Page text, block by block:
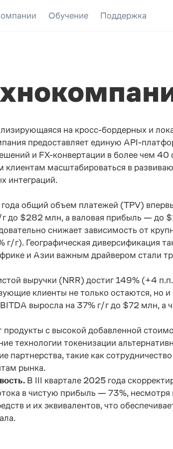
Обучение Поддержка
на кросс-бордерных и
предоставляет единую API-
и FX-конвертации в более чем 40
масштабироваться в
интеграций.
общий объем платежей (TPV)
до $282 млн, а валовая прибыль — до
снижает зависимость от
г). Географическая диверсификация
и Азии важным драйвером стали
выручки (NRR) достиг 149% (+4
клиенты не только остаются, но
выросла на 37% г/г до $72 млн, а
продукты с высокой добавленной
технологии токенизации
партнерства, такие как
рынка.
В III квартале 2025 года
в чистую прибыль — 73%,
и их эквивалентов, что